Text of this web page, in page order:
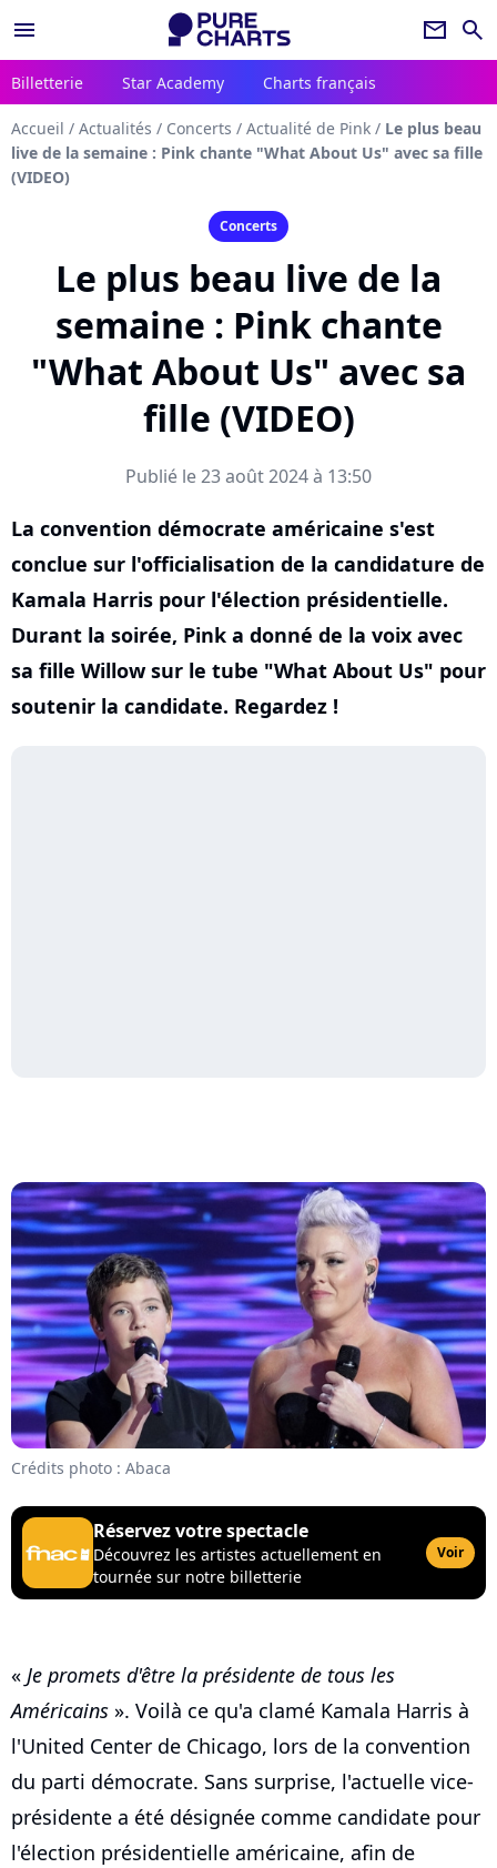
menu newsletter search
Billetterie Star Academy Charts français
Accueil / Actualités / Concerts / Actualité de Pink / Le plus beau
live de la semaine : Pink chante "What About Us" avec sa fille
(VIDEO)
Concerts
Le plus beau live de la
semaine : Pink chante
"What About Us" avec sa
fille (VIDEO)
Publié le 23 août 2024 à 13:50
La convention démocrate américaine s'est
conclue sur l'officialisation de la candidature de
Kamala Harris pour l'élection présidentielle.
Durant la soirée, Pink a donné de la voix avec
sa fille Willow sur le tube "What About Us" pour
soutenir la candidate. Regardez !
Crédits photo : Abaca
Réservez votre spectacle
Découvrez les artistes actuellement en
tournée sur notre billetterie
Voir
« Je promets d'être la présidente de tous les
Américains ». Voilà ce qu'a clamé Kamala Harris à
l'United Center de Chicago, lors de la convention
du parti démocrate. Sans surprise, l'actuelle vice-
présidente a été désignée comme candidate pour
l'élection présidentielle américaine, afin de